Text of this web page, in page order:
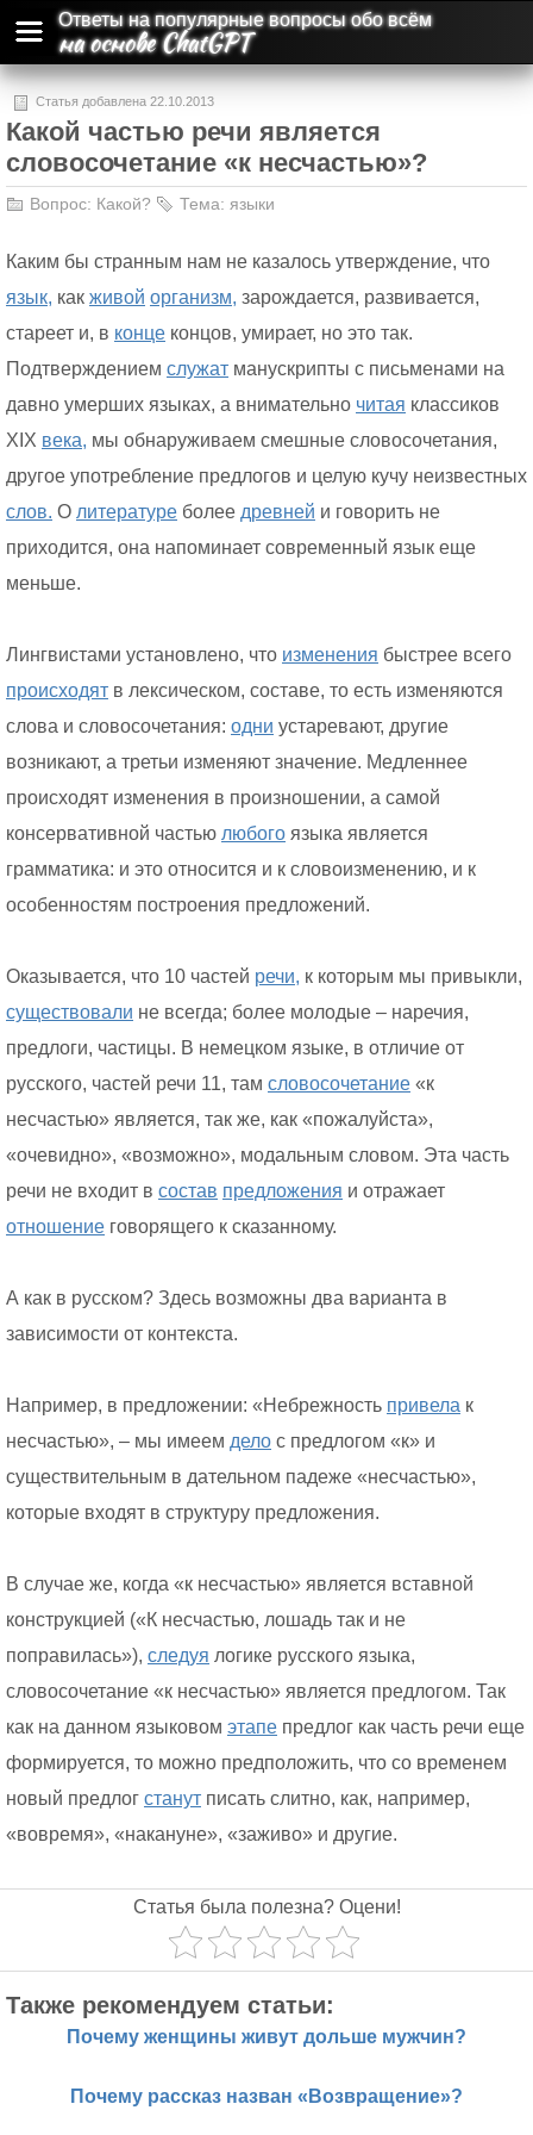
Ответы на популярные вопросы обо всём
на основе ChatGPT
Статья добавлена 22.10.2013
Какой частью речи является
словосочетание «к несчастью»?
Вопрос: Какой? Тема: языки
Каким бы странным нам не казалось утверждение, что
язык, как живой организм, зарождается, развивается,
стареет и, в конце концов, умирает, но это так.
Подтверждением служат манускрипты с письменами на
давно умерших языках, а внимательно читая классиков
XIX века, мы обнаруживаем смешные словосочетания,
другое употребление предлогов и целую кучу неизвестных
слов. О литературе более древней и говорить не
приходится, она напоминает современный язык еще
меньше.
Лингвистами установлено, что изменения быстрее всего
происходят в лексическом, составе, то есть изменяются
слова и словосочетания: одни устаревают, другие
возникают, а третьи изменяют значение. Медленнее
происходят изменения в произношении, а самой
консервативной частью любого языка является
грамматика: и это относится и к словоизменению, и к
особенностям построения предложений.
Оказывается, что 10 частей речи, к которым мы привыкли,
существовали не всегда; более молодые – наречия,
предлоги, частицы. В немецком языке, в отличие от
русского, частей речи 11, там словосочетание «к
несчастью» является, так же, как «пожалуйста»,
«очевидно», «возможно», модальным словом. Эта часть
речи не входит в состав предложения и отражает
отношение говорящего к сказанному.
А как в русском? Здесь возможны два варианта в
зависимости от контекста.
Например, в предложении: «Небрежность привела к
несчастью», – мы имеем дело с предлогом «к» и
существительным в дательном падеже «несчастью»,
которые входят в структуру предложения.
В случае же, когда «к несчастью» является вставной
конструкцией («К несчастью, лошадь так и не
поправилась»), следуя логике русского языка,
словосочетание «к несчастью» является предлогом. Так
как на данном языковом этапе предлог как часть речи еще
формируется, то можно предположить, что со временем
новый предлог станут писать слитно, как, например,
«вовремя», «накануне», «заживо» и другие.
Статья была полезна? Оцени!
Также рекомендуем статьи:
Почему женщины живут дольше мужчин?
Почему рассказ назван «Возвращение»?